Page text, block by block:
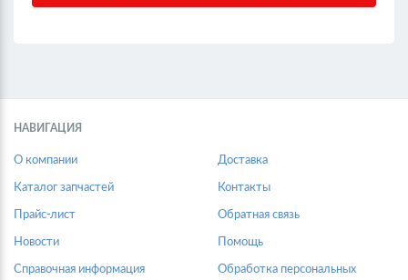
НАВИГАЦИЯ
О компании
Каталог запчастей
Прайс-лист
Новости
Справочная информация
Доставка
Контакты
Обратная связь
Помощь
Обработка персональных